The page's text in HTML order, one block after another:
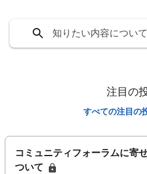
注目の
すべての注目の
コミュニティフォーラムに寄
ついて